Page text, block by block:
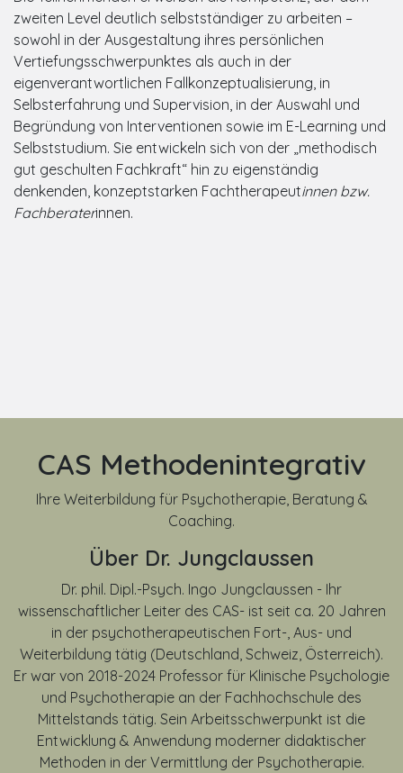
zweiten Level deutlich selbstständiger zu arbeiten –
sowohl in der Ausgestaltung ihres persönlichen
Vertiefungsschwerpunktes als auch in der
eigenverantwortlichen Fallkonzeptualisierung, in
Selbsterfahrung und Supervision, in der Auswahl und
Begründung von Interventionen sowie im E-Learning und
Selbststudium. Sie entwickeln sich von der „methodisch
gut geschulten Fachkraft“ hin zu eigenständig
denkenden, konzeptstarken Fachtherapeutinnen bzw.
Fachberaterinnen.
CAS Methodenintegrativ
Ihre Weiterbildung für Psychotherapie, Beratung &
Coaching.
Über Dr. Jungclaussen
Dr. phil. Dipl.-Psych. Ingo Jungclaussen - Ihr
wissenschaftlicher Leiter des CAS- ist seit ca. 20 Jahren
in der psychotherapeutischen Fort-, Aus- und
Weiterbildung tätig (Deutschland, Schweiz, Österreich).
Er war von 2018-2024 Professor für Klinische Psychologie
und Psychotherapie an der Fachhochschule des
Mittelstands tätig. Sein Arbeitsschwerpunkt ist die
Entwicklung & Anwendung moderner didaktischer
Methoden in der Vermittlung der Psychotherapie.